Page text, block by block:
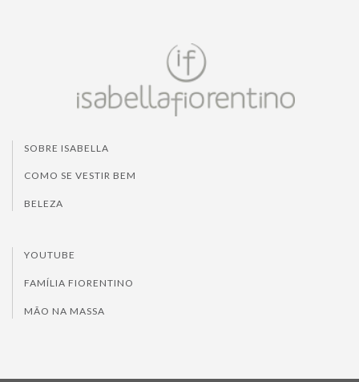
SOBRE ISABELLA
COMO SE VESTIR BEM
BELEZA
YOUTUBE
FAMÍLIA FIORENTINO
MÃO NA MASSA